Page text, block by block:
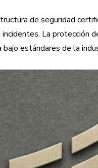
de seguridad
La protección
bajo estándares de la